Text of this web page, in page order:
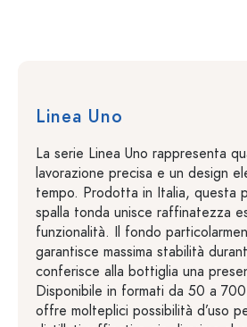
Linea Uno
La serie Linea Uno rappresenta
lavorazione precisa e un design
tempo. Prodotta in Italia, questa
spalla tonda unisce raffinatezza
funzionalità. Il fondo
garantisce massima stabilità
conferisce alla bottiglia una
Disponibile in formati da 50 a 700
offre molteplici possibilità d’uso